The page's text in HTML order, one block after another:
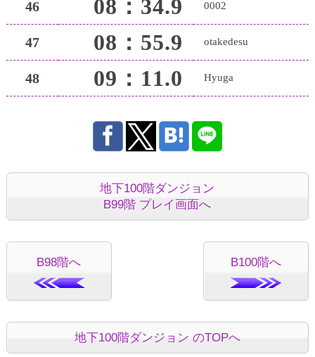
46 08：34.9 0002
47 08：55.9 otakedesu
48 09：11.0 Hyuga
地下100階ダンジョン
B99階 プレイ画面へ
B98階へ B100階へ
地下100階ダンジョン のTOPへ